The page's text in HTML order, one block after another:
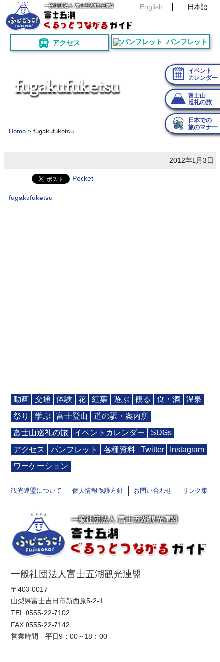
English 日本語
アクセス パンフレット
イベント
カレンダー
富士山
巡礼の旅
日本での
旅のマナー
fugakufuketsu
Home > fugakufuketsu
2012年1月3日
Pocket
fugakufuketsu
動画 交通 体験 花 紅葉 遊ぶ 観る 食・酒
温泉
祭り
学ぶ 富士登山
道の駅・案内所
富士山巡礼の旅
イベントカレンダー
SDGs
アクセス
パンフレット 各種資料 Twitter
Instagram
ワーケーション
観光連盟について 個人情報保護方針 お問い合わせ リンク集
一般社団法人富士五湖観光連盟
〒403-0017
山梨県富士吉田市新西原5-2-1
TEL:0555-22-7102
FAX:0555-22-7142
営業時間 平日9：00～18：00